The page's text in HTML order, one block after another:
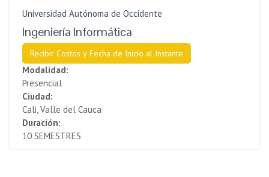
Universidad Autónoma de Occidente
Ingeniería Informática
Recibir Costos y Fecha de Inicio al Instante
Modalidad:
Presencial
Ciudad:
Cali, Valle del Cauca
Duración:
10 SEMESTRES